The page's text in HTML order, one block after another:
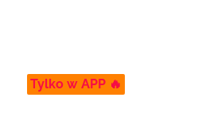
Tylko w APP 🔥